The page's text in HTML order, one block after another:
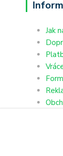
Jak